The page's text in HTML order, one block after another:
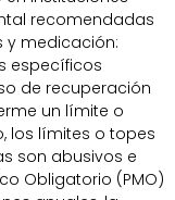
recomendadas
y medicación:
específicos
de recuperación
un límite o
los límites o topes
son abusivos e
Obligatorio (PMO)